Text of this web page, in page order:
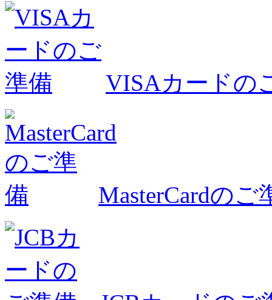
VISAカードの
MasterCardのご